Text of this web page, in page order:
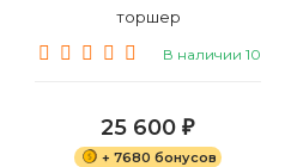
торшер
В наличии 10
25 600 ₽
+ 7680 бонусов